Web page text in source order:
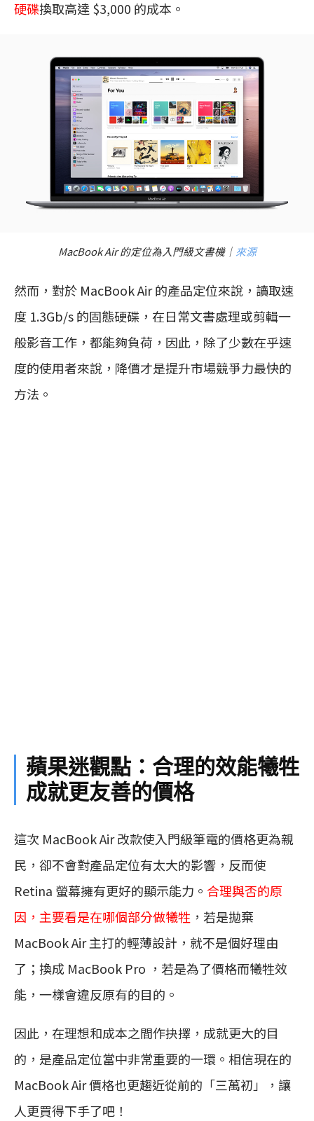
硬碟換取高達 $3,000 的成本。
MacBook Air 的定位為入門級文書機｜ 來源
然而，對於 MacBook Air 的產品定位來說，讀取速
度 1.3Gb/s 的固態硬碟，在日常文書處理或剪輯一
般影音工作，都能夠負荷，因此，除了少數在乎速
度的使用者來說，降價才是提升市場競爭力最快的
方法。
蘋果迷觀點：合理的效能犧牲
成就更友善的價格
這次 MacBook Air 改款使入門級筆電的價格更為親
民，卻不會對產品定位有太大的影響，反而使
Retina 螢幕擁有更好的顯示能力。 合理與否的原
因，主要看是在哪個部分做犧牲 ，若是拋棄
MacBook Air 主打的輕薄設計，就不是個好理由
了；換成 MacBook Pro ，若是為了價格而犧牲效
能，一樣會違反原有的目的。
因此，在理想和成本之間作抉擇，成就更大的目
的，是產品定位當中非常重要的一環。相信現在的
MacBook Air 價格也更趨近從前的「三萬初」，讓
人更買得下手了吧！